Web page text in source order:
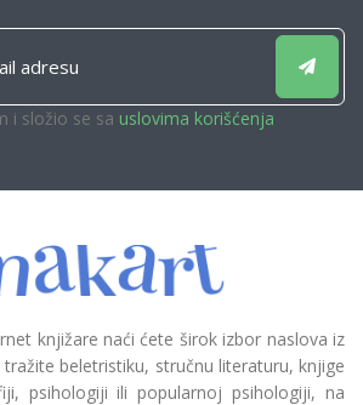
i složio se sa uslovima korišćenja
knjižare naći ćete širok izbor naslova iz
beletristiku, stručnu literaturu, knjige
psihologiji ili popularnoj psihologiji, na